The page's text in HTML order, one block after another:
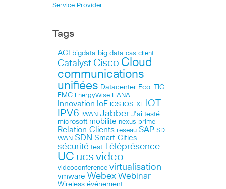
Service Provider
Tags
ACI bigdata big data cas client
Catalyst Cisco Cloud
communications
unifiées Datacenter Eco-TIC
EMC EnergyWise HANA
Innovation IoE IOS IOS-XE IOT
IPV6 IWAN Jabber J’ai testé
microsoft mobilite nexus prime
Relation Clients réseau SAP SD-
WAN SDN Smart Cities
sécurité test Téléprésence
UC ucs video
videoconference virtualisation
vmware Webex Webinar
Wireless événement